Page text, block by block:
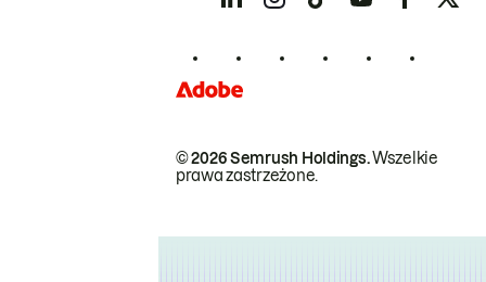
© 2026 Semrush Holdings.Wszelkie
prawa zastrzeżone.